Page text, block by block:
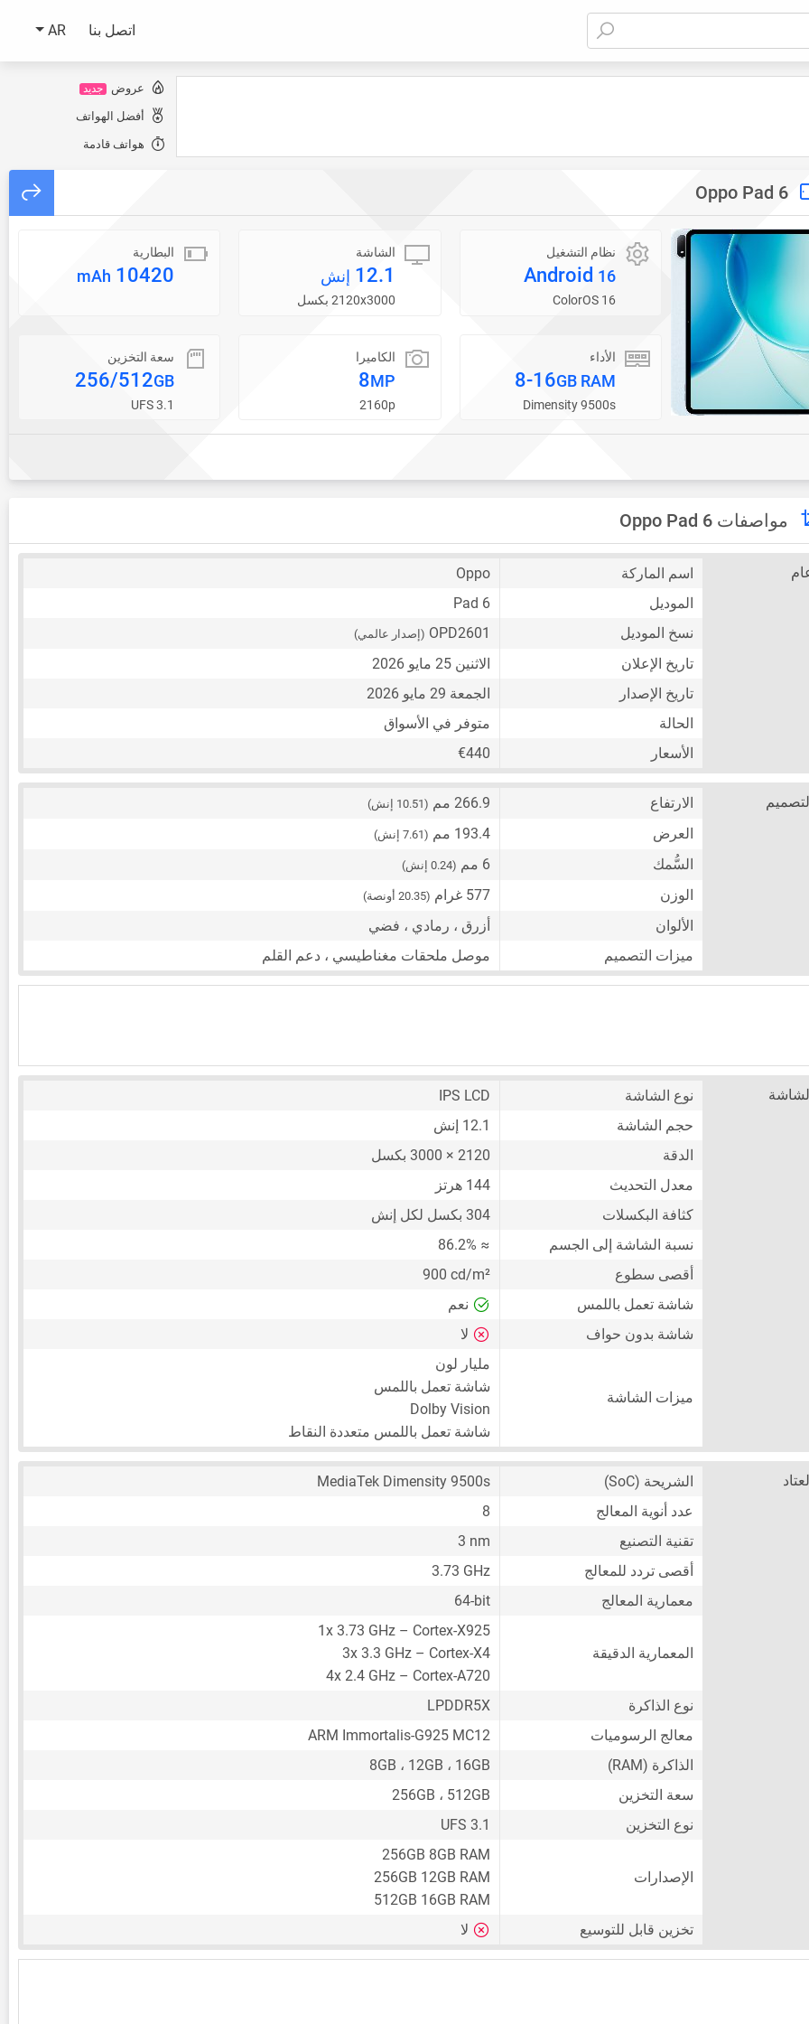
اتصل بنا AR
عروض جديد
أفضل الهواتف
هواتف قادمة
Oppo Pad 6
نظام التشغيل
Android 16
ColorOS 16
الشاشة
12.1 إنش
2120x3000 بكسل
البطارية
10420
mAh
الأداء
8-16GB RAM
Dimensity 9500s
الكاميرا
8MP
2160p
سعة التخزين
256/512GB
UFS 3.1
مواصفات Oppo Pad 6
اسم الماركة
Oppo
الموديل
Pad 6
نسخ الموديل
OPD2601 (إصدار عالمي)
تاريخ الإعلان
الاثنين 25 مايو 2026
تاريخ الإصدار
الجمعة 29 مايو 2026
الحالة
متوفر في الأسواق
الأسعار
€440
الارتفاع 266.9 مم (10.51 إنش)
العرض 193.4 مم (7.61 إنش)
السُّمك 6 مم (0.24 إنش)
الوزن 577 غرام (20.35 أونصة)
الألوان
أزرق ، رمادي ، فضي
ميزات التصميم
موصل ملحقات مغناطيسي ، دعم القلم
نوع الشاشة
IPS LCD
حجم الشاشة
12.1 إنش
الدقة
2120 × 3000 بكسل
معدل التحديث
144 هرتز
كثافة البكسلات
304 بكسل لكل إنش
نسبة الشاشة إلى الجسم
≈ 86.2%
أقصى سطوع
900 cd/m²
شاشة تعمل باللمس
نعم
شاشة بدون حواف
لا
ميزات الشاشة
مليار لون
شاشة تعمل باللمس
Dolby Vision
شاشة تعمل باللمس متعددة النقاط
الشريحة (SoC)
MediaTek Dimensity 9500s
عدد أنوية المعالج
8
تقنية التصنيع
3 nm
أقصى تردد للمعالج
3.73 GHz
معمارية المعالج
64-bit
المعمارية الدقيقة
1x 3.73 GHz – Cortex-X925
3x 3.3 GHz – Cortex-X4
4x 2.4 GHz – Cortex-A720
نوع الذاكرة
LPDDR5X
معالج الرسوميات
ARM Immortalis-G925 MC12
الذاكرة (RAM)
8GB ، 12GB ، 16GB
سعة التخزين
256GB ، 512GB
نوع التخزين
UFS 3.1
الإصدارات
256GB 8GB RAM
256GB 12GB RAM
512GB 16GB RAM
تخزين قابل للتوسيع
لا